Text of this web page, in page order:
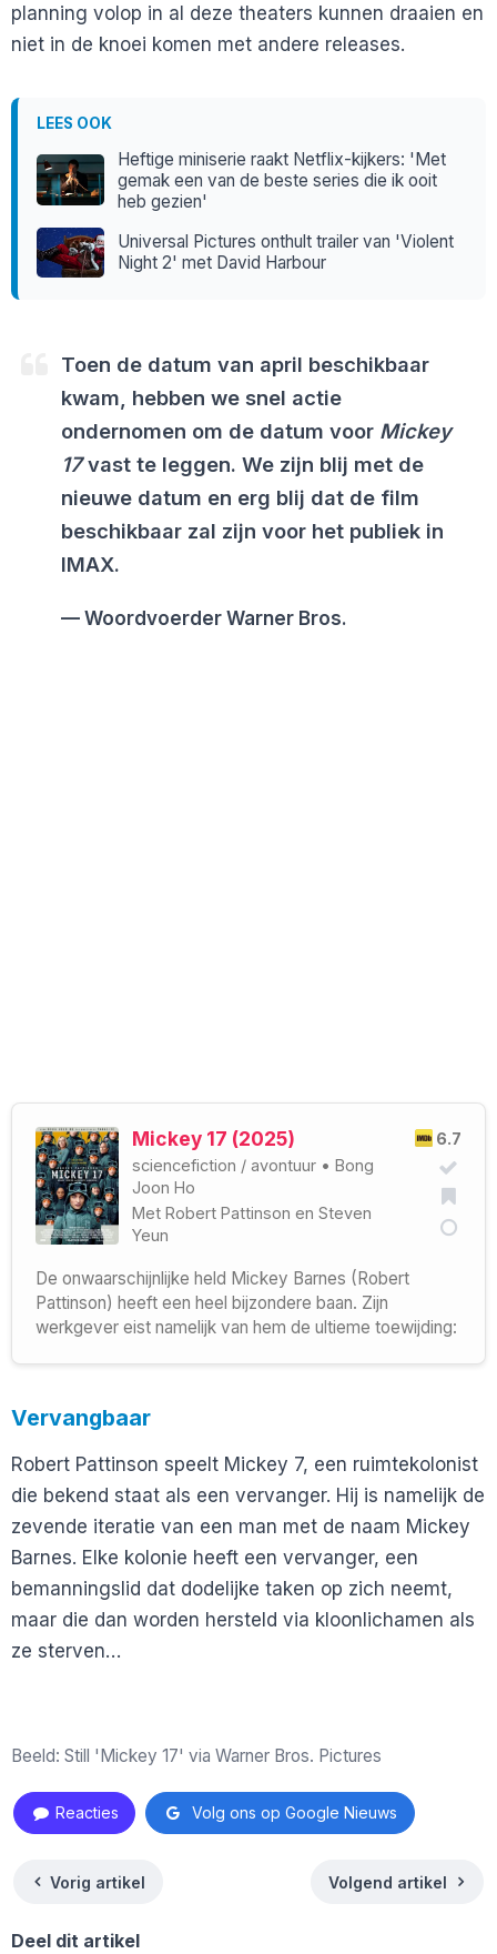
planning volop in al deze theaters kunnen draaien en
niet in de knoei komen met andere releases.
LEES OOK
Heftige miniserie raakt Netflix-kijkers: 'Met
gemak een van de beste series die ik ooit
heb gezien'
Universal Pictures onthult trailer van 'Violent
Night 2' met David Harbour
Toen de datum van april beschikbaar
kwam, hebben we snel actie
ondernomen om de datum voor Mickey
17vast te leggen. We zijn blij met de
nieuwe datum en erg blij dat de film
beschikbaar zal zijn voor het publiek in
IMAX.
Woordvoerder Warner Bros.
6.7
Mickey 17 (2025)
sciencefiction / avontuur • Bong
Joon Ho
Met Robert Pattinson en Steven
Yeun
De onwaarschijnlijke held Mickey Barnes (Robert
Pattinson) heeft een heel bijzondere baan. Zijn
werkgever eist namelijk van hem de ultieme toewijding:
Vervangbaar
Robert Pattinson speelt Mickey 7, een ruimtekolonist
die bekend staat als een vervanger. Hij is namelijk de
zevende iteratie van een man met de naam Mickey
Barnes. Elke kolonie heeft een vervanger, een
bemanningslid dat dodelijke taken op zich neemt,
maar die dan worden hersteld via kloonlichamen als
ze sterven…
Beeld: Still 'Mickey 17' via Warner Bros. Pictures
Reacties Volg ons op Google Nieuws
Vorig artikel Volgend artikel
Deel dit artikel